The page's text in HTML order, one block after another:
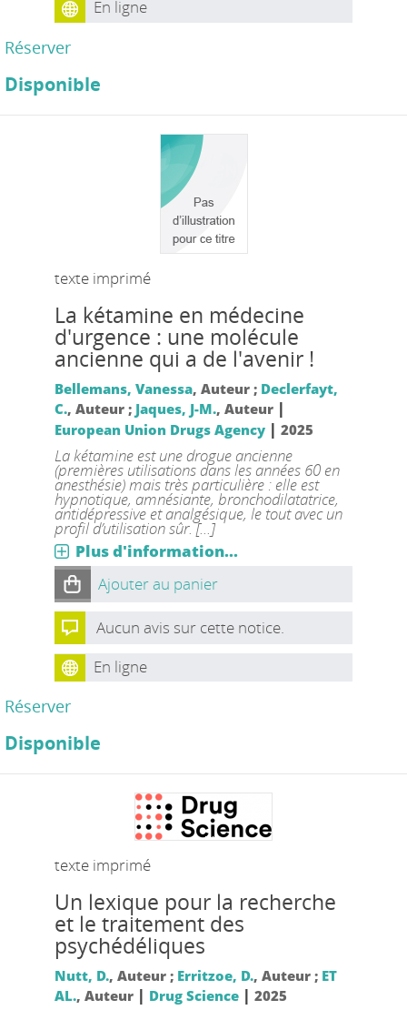
En ligne
Réserver
Disponible
texte imprimé
La kétamine en médecine
d'urgence : une molécule
ancienne qui a de l'avenir !
Bellemans, Vanessa, Auteur ; Declerfayt,
C., Auteur ; Jaques, J-M., Auteur |
European Union Drugs Agency| 2025
La kétamine est une drogue ancienne
(premières utilisations dans les années 60 en
anesthésie) mais très particulière : elle est
hypnotique, amnésiante, bronchodilatatrice,
antidépressive et analgésique, le tout avec un
profil d’utilisation sûr. [...]
Plus d'information...
Ajouter au panier
Aucun avis sur cette notice.
En ligne
Réserver
Disponible
texte imprimé
Un lexique pour la recherche
et le traitement des
psychédéliques
Nutt, D., Auteur ; Erritzoe, D., Auteur ; ET
AL., Auteur | Drug Science| 2025